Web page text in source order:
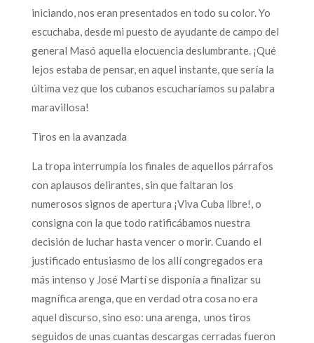
iniciando, nos eran presentados en todo su color. Yo
escuchaba, desde mi puesto de ayudante de campo del
general Masó aquella elocuencia deslumbrante. ¡Qué
lejos estaba de pensar, en aquel instante, que sería la
última vez que los cubanos escucharíamos su palabra
maravillosa!
Tiros en la avanzada
La tropa interrumpía los finales de aquellos párrafos
con aplausos delirantes, sin que faltaran los
numerosos signos de apertura ¡Viva Cuba libre!, o
consigna con la que todo ratificábamos nuestra
decisión de luchar hasta vencer o morir. Cuando el
justificado entusiasmo de los allí congregados era
más intenso y José Martí se disponía a finalizar su
magnífica arenga, que en verdad otra cosa no era
aquel discurso, sino eso: una arenga, unos tiros
seguidos de unas cuantas descargas cerradas fueron